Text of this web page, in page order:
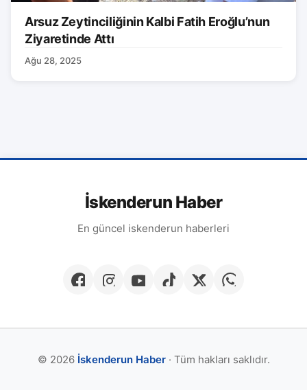
Arsuz Zeytinciliğinin Kalbi Fatih Eroğlu’nun
Ziyaretinde Attı
Ağu 28, 2025
İskenderun Haber
En güncel iskenderun haberleri
© 2026 İskenderun Haber· Tüm hakları saklıdır.